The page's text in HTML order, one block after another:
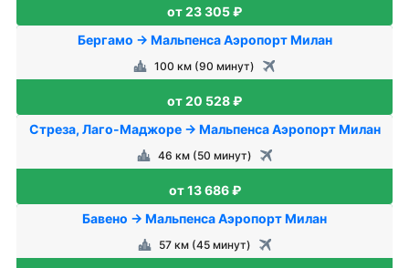
от 23 305 ₽
Бергамо → Мальпенса Аэропорт Милан
100 км (90 минут)
от 20 528 ₽
Стреза, Лаго-Маджоре → Мальпенса Аэропорт Милан
46 км (50 минут)
от 13 686 ₽
Бавено → Мальпенса Аэропорт Милан
57 км (45 минут)